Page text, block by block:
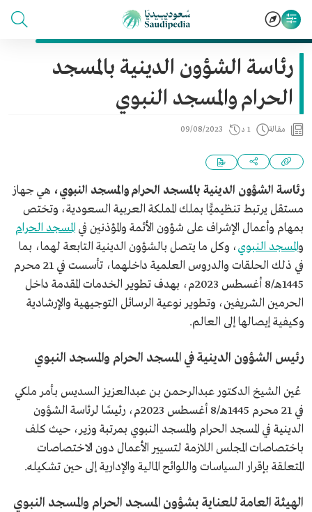
رئاسة الشؤون الدينية بالمسجد
الحرام والمسجد النبوي
مقالة 1 د 09/08/2023
رئاسة الشؤون الدينية بالمسجد الحرام والمسجد النبوي، هي جهاز
مستقل يرتبط تنظيميًّا بملك المملكة العربية السعودية، وتختص
بمهام وأعمال الإشراف على شؤون الأئمة والمؤذنين في المسجد الحرام
والمسجد النبوي، وكل ما يتصل بالشؤون الدينية التابعة لهما، بما
في ذلك الحلقات والدروس العلمية داخلهما، تأسست في 21 محرم
1445هـ/8 أغسطس 2023م، بهدف تطوير الخدمات المقدمة داخل
الحرمين الشريفين، وتطوير نوعية الرسائل التوجيهية والإرشادية
وكيفية إيصالها إلى العالم.
رئيس الشؤون الدينية في المسجد الحرام والمسجد النبوي
عُين الشيخ الدكتور عبدالرحمن بن عبدالعزيز السديس بأمر ملكي
في 21 محرم 1445هـ/8 أغسطس 2023م، رئيسًا لرئاسة الشؤون
الدينية في المسجد الحرام والمسجد النبوي بمرتبة وزير، حيث كلف
باختصاصات المجلس اللازمة لتسيير الأعمال دون الاختصاصات
المتعلقة بإقرار السياسات واللوائح المالية والإدارية إلى حين تشكيله.
الهيئة العامة للعناية بشؤون المسجد الحرام والمسجد النبوي